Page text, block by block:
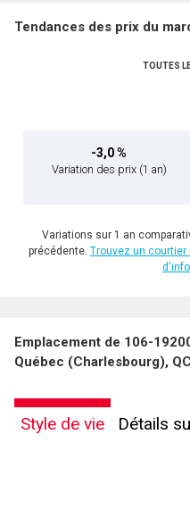
Tendances des prix du
TOUTES
-3,0 %
Variation des prix (1 an)
Variations sur 1 an
précédente. Trouvez un
Emplacement de 106-
Québec (Charlesbourg),
Style de vie Détails